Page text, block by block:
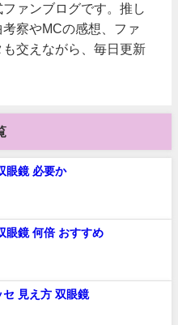
ァンブログです。推し
察やMCの感想、ファ
交えながら、毎日更新
眼鏡 必要か
眼鏡 何倍 おすすめ
見え方 双眼鏡